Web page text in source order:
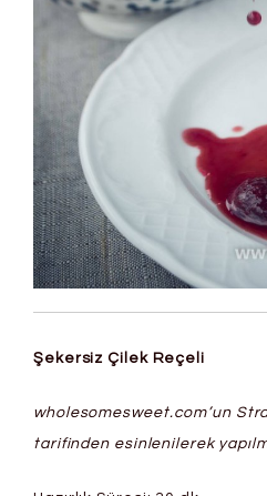
Şekersiz Çilek Reçeli
wholesomesweet.com’un
tarifinden esinlenilerek